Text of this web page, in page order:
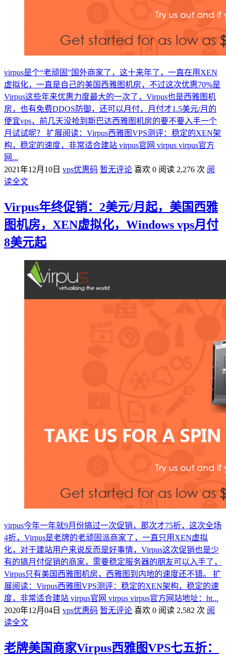
virpus是个“老顽固”国外商家了，这十来年了，一直在用XEN
虚拟化，一直是自己的美国西雅图机房，不过这次优惠70%是
Virpus这些年来优惠力度最大的一次了，Virpus也是西雅图机
房，也有免费DDOS防御，还可以月付，月付才1.5美元/月的
便宜vps，前几天没抢到斯巴达西雅图机房的要不要入手一个
月试试呢？ 扩展阅读：Virpus西雅图VPS测评：稳定的XEN架
构，稳定的速度，非常适合建站 virpus官网 virpus virpus官方
网...
2021年12月10日 vps优惠码 暂无评论 喜欢 0 阅读 2,276 次 阅
读全文
Virpus年终促销：2美元/月起，美国西雅
图机房，XEN虚拟化，Windows vps月付
8美元起
virpus今年一年就9月份搞过一次促销，那次才75折，这次全场
4折，Virpus是老牌的老顽固派商家了，一直只用XEN虚拟
化，对于建站用户来说反而是好事情，Virpus这次促销也是少
有的搞月付促销的商家，需要稳定服务器的朋友可以入手了，
Virpus只有美国西雅图机房，西雅图到内地的速度还不错。 扩
展阅读：Virpus西雅图VPS测评：稳定的XEN架构，稳定的速
度，非常适合建站 virpus官网 virpus virpus官方网站地址：ht...
2020年12月04日 vps优惠码 暂无评论 喜欢 0 阅读 2,582 次 阅
读全文
老牌美国商家Virpus西雅图VPS七五折：